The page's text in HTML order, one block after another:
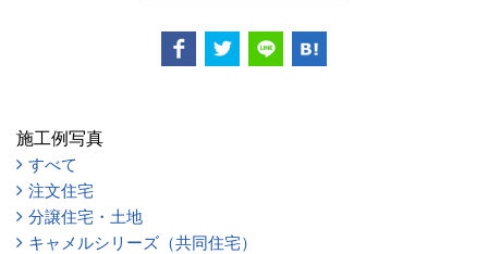
施工例写真
すべて
注文住宅
分譲住宅・土地
キャメルシリーズ（共同住宅）